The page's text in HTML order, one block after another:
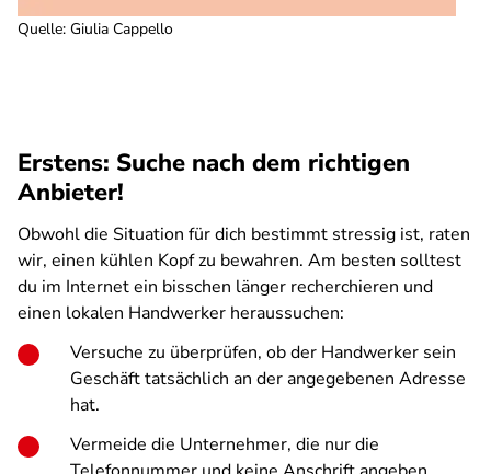
Quelle: Giulia Cappello
Erstens: Suche nach dem richtigen
Anbieter!
Obwohl die Situation für dich bestimmt stressig ist, raten
wir, einen kühlen Kopf zu bewahren. Am besten solltest
du im Internet ein bisschen länger recherchieren und
einen lokalen Handwerker heraussuchen:
Versuche zu überprüfen, ob der Handwerker sein
Geschäft tatsächlich an der angegebenen Adresse
hat.
Vermeide die Unternehmer, die nur die